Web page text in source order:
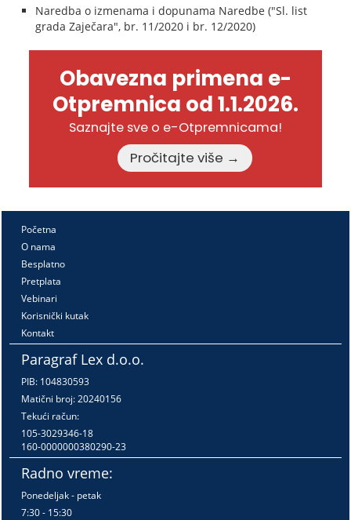
Naredba o izmenama i dopunama Naredbe ("Sl. list
grada Zaječara", br. 11/2020 i br. 12/2020)
Obavezna primena e-
Otpremnica od 1.1.2026.
Saznajte sve o e-Otpremnicama!
Pročitajte više →
Početna
O nama
Besplatno
Pretplata
Vebinari
Korisnički kutak
Kontakt
Paragraf Lex d.o.o.
PIB: 104830593
Matični broj: 20240156
Tekući račun:
105-3029346-18
160-0000000380290-23
Radno vreme:
Ponedeljak - petak
7:30 - 15:30